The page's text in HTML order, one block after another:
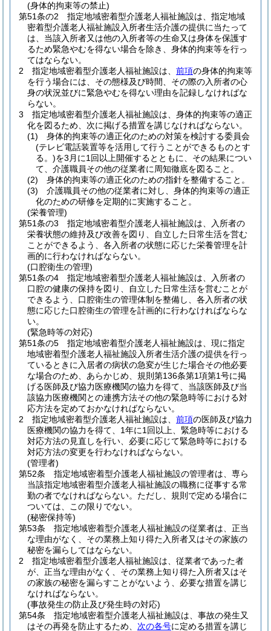
(身体的拘束等の禁止)
第51条の2
指定地域密着型介護老人福祉施設は、指定地域
密着型介護老人福祉施設入所者生活介護の提供に当たって
は、当該入所者又は他の入所者等の生命又は身体を保護す
るため緊急やむを得ない場合を除き、身体的拘束等を行っ
てはならない。
2
指定地域密着型介護老人福祉施設は、 前項の身体的拘束等
を行う場合には、その態様及び時間、その際の入所者の心
身の状況並びに緊急やむを得ない理由を記録しなければな
らない。
3
指定地域密着型介護老人福祉施設は、身体的拘束等の適正
化を図るため、次に掲げる措置を講じなければならない。
(1)
身体的拘束等の適正化のための対策を検討する委員会
(テレビ電話装置等を活用して行うことができるものとす
る。)を3月に1回以上開催するとともに、その結果につい
て、介護職員その他の従業者に周知徹底を図ること。
(2)
身体的拘束等の適正化のための指針を整備すること。
(3)
介護職員その他の従業者に対し、身体的拘束等の適正
化のための研修を定期的に実施すること。
(栄養管理)
第51条の3
指定地域密着型介護老人福祉施設は、入所者の
栄養状態の維持及び改善を図り、自立した日常生活を営む
ことができるよう、各入所者の状態に応じた栄養管理を計
画的に行わなければならない。
(口腔衛生の管理)
第51条の4
指定地域密着型介護老人福祉施設は、入所者の
口腔の健康の保持を図り、自立した日常生活を営むことが
できるよう、口腔衛生の管理体制を整備し、各入所者の状
態に応じた口腔衛生の管理を計画的に行わなければならな
い。
(緊急時等の対応)
第51条の5
指定地域密着型介護老人福祉施設は、現に指定
地域密着型介護老人福祉施設入所者生活介護の提供を行っ
ているときに入居者の病状の急変が生じた場合その他必要
な場合のため、あらかじめ、規則第136条第1項第1号に掲
げる医師及び協力医療機関の協力を得て、当該医師及び当
該協力医療機関との連携方法その他の緊急時等における対
応方法を定めておかなければならない。
2
指定地域密着型介護老人福祉施設は、 前項の医師及び協力
医療機関の協力を得て、1年に1回以上、緊急時等における
対応方法の見直しを行い、必要に応じて緊急時等における
対応方法の変更を行わなければならない。
(管理者)
第52条
指定地域密着型介護老人福祉施設の管理者は、専ら
当該指定地域密着型介護老人福祉施設の職務に従事する常
勤の者でなければならない。 ただし、規則で定める場合に
ついては、この限りでない。
(秘密保持等)
第53条
指定地域密着型介護老人福祉施設の従業者は、正当
な理由がなく、その業務上知り得た入所者又はその家族の
秘密を漏らしてはならない。
2
指定地域密着型介護老人福祉施設は、従業者であった者
が、正当な理由がなく、その業務上知り得た入所者又はそ
の家族の秘密を漏らすことがないよう、必要な措置を講じ
なければならない。
(事故発生の防止及び発生時の対応)
第54条
指定地域密着型介護老人福祉施設は、事故の発生又
はその再発を防止するため、 次の各号に定める措置を講じ